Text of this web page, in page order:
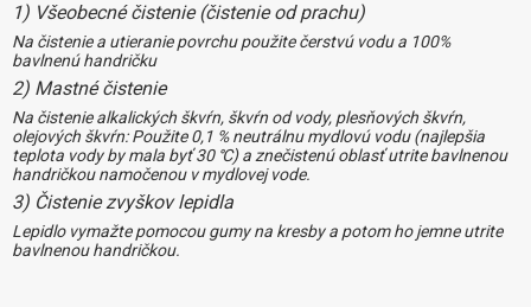
1) Všeobecné čistenie (čistenie od prachu)
Na čistenie a utieranie povrchu použite čerstvú vodu a 100%
bavlnenú handričku
2) Mastné čistenie
Na čistenie alkalických škvŕn, škvŕn od vody, plesňových škvŕn,
olejových škvŕn: Použite 0,1 % neutrálnu mydlovú vodu (najlepšia
teplota vody by mala byť 30 ℃) a znečistenú oblasť utrite bavlnenou
handričkou namočenou v mydlovej vode.
3) Čistenie zvyškov lepidla
Lepidlo vymažte pomocou gumy na kresby a potom ho jemne utrite
bavlnenou handričkou.